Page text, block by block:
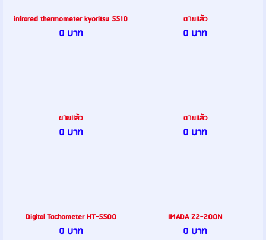
infrared thermometer kyoritsu 5510
0 บาท
ขายเเล้ว
0 บาท
ขายเเล้ว
0 บาท
ขายเเล้ว
0 บาท
Digital Tachometer HT-5500
0 บาท
IMADA Z2-200N
0 บาท